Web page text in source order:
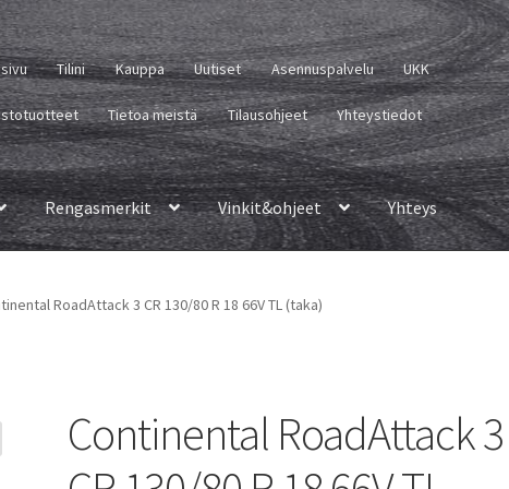
Tilini Kauppa Uutiset Asennuspalvelu UKK
Tietoa meistä Tilausohjeet Yhteystiedot
Rengasmerkit Vinkit&ohjeet Yhteys
RoadAttack 3 CR 130/80 R 18 66V TL (taka)
Continental RoadAttack 3